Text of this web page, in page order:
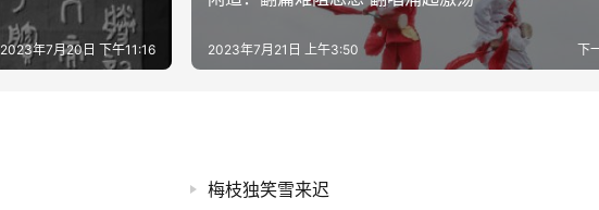
2023年7月20日 下午11:16 下
2023年7月21日 上午3:50
梅枝独笑雪来迟